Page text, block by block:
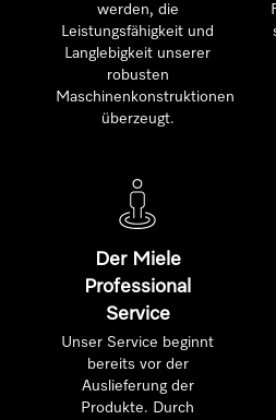
werden, die
Leistungsfähigkeit und
Langlebigkeit unserer
robusten
Maschinenkonstruktionen
überzeugt.
Der Miele
Professional
Service
Unser Service beginnt
bereits vor der
Auslieferung der
Produkte. Durch